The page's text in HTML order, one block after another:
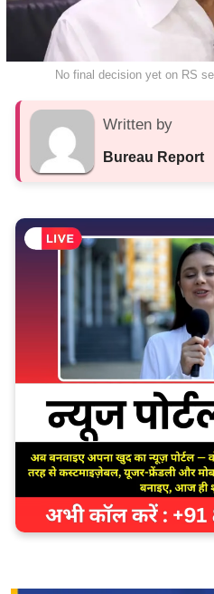
No final decision yet on RS
Written by
Bureau Report